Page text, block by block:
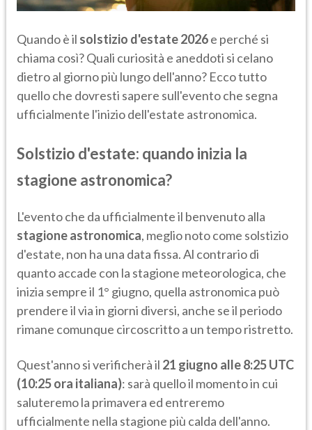
Quando è il solstizio d'estate 2026e perché si
chiama così? Quali curiosità e aneddoti si celano
dietro al giorno più lungo dell'anno? Ecco tutto
quello che dovresti sapere sull'evento che segna
ufficialmente l'inizio dell'estate astronomica.
Solstizio d'estate: quando inizia la
stagione astronomica?
L'evento che da ufficialmente il benvenuto alla
stagione astronomica, meglio noto come solstizio
d'estate, non ha una data fissa. Al contrario di
quanto accade con la stagione meteorologica, che
inizia sempre il 1° giugno, quella astronomica può
prendere il via in giorni diversi, anche se il periodo
rimane comunque circoscritto a un tempo ristretto.
Quest'anno si verificherà il 21 giugno alle 8:25 UTC
(10:25 ora italiana): sarà quello il momento in cui
saluteremo la primavera ed entreremo
ufficialmente nella stagione più calda dell'anno.